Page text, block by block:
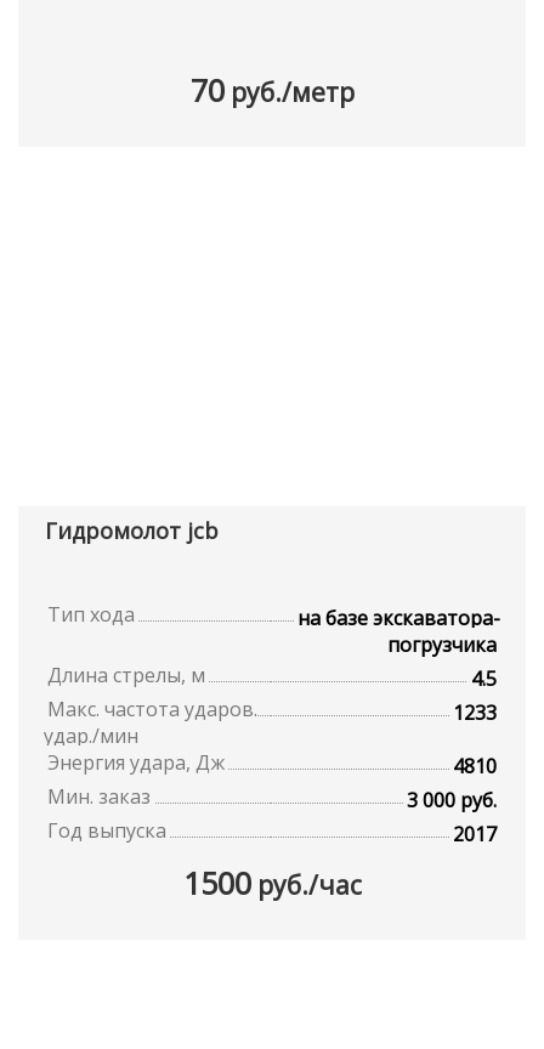
70руб./метр
Гидромолот jcb
Тип хода
на базе экскаватора-
погрузчика
Длина стрелы, м
4.5
Макс. частота ударов.
удар./мин
1233
Энергия удара, Дж
4810
Мин. заказ
3 000 руб.
Год выпуска
2017
1500руб./час